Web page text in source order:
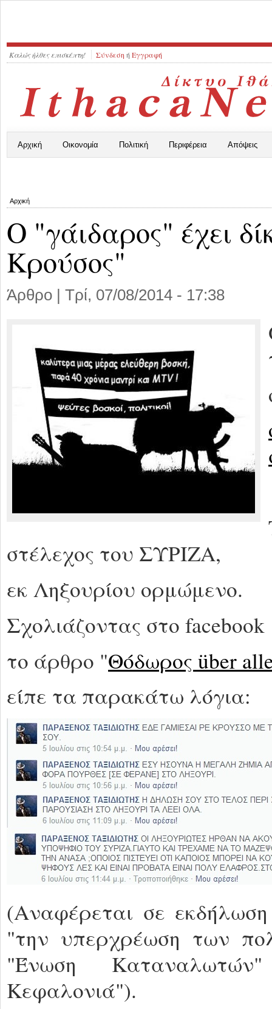
Καλώς ήλθες επισκέπτη! Σύνδεση ή Εγγραφή
Αρχική Οικονομία Πολιτική Περιφέρεια Απόψεις
Αρχική
O "γάιδαρος" έχει
Κρούσος"
Άρθρο | Τρί, 07/08/2014 - 17:38
στέλεχος του ΣΥΡΙΖΑ,
εκ Ληξουρίου ορμώμενο.
Σχολιάζοντας στο facebook
το άρθρο "Θόδωρος über
είπε τα παρακάτω λόγια:
(Αναφέρεται σε
"την υπερχρέωση των
"Ένωση
Κεφαλονιά").